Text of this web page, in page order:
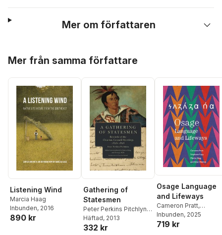
Mer om författaren
Mer från samma författare
Listening Wind
Marcia Haag
Inbunden, 2016
890 kr
Gathering of
Statesmen
Peter Perkins Pitchlynn ,
Marcia Haag
Willis
Häftad, 2013
332 kr
Osage Language
and Lifeways
Cameron Pratt,
Stephanie Rapp
Haag ,Dylan Herrick
Inbunden, 2025
719 kr